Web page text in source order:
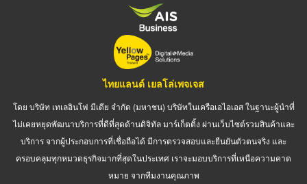
ไทยแลนด์ เยลโล่เพจเจส
โดย บริษัท เทเลอินโฟ มีเดีย จำกัด (มหาชน) บริษัทในเครือเอไอเอส ในฐานะผู้นำที่
ไม่เคยหยุดพัฒนาบริการที่ดีที่สุดด้านดิจิทัล มาร์เก็ตติ้ง ผ่านเว็บไซต์รวมสินค้าและ
บริการ จากผู้ประกอบการที่เชื่อถือได้ มีการตรวจสอบและยืนยันตัวตนจริง และ
ครอบคลุมทุกหมวดธุรกิจมากที่สุดในประเทศ เราจะมอบบริการที่เหนือความคาด
หมาย จากทีมงานคุณภาพ